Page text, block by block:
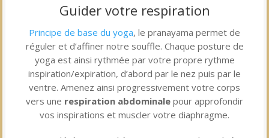
Guider votre respiration
Principe de base du yoga, le pranayama permet de
réguler et d’affiner notre souffle. Chaque posture de
yoga est ainsi rythmée par votre propre rythme
inspiration/expiration, d’abord par le nez puis par le
ventre. Amenez ainsi progressivement votre corps
vers une respiration abdominale pour approfondir
vos inspirations et muscler votre diaphragme.